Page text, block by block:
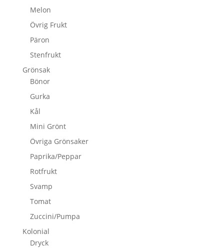
Melon
Övrig Frukt
Päron
Stenfrukt
Grönsak
Bönor
Gurka
Kål
Mini Grönt
Övriga Grönsaker
Paprika/Peppar
Rotfrukt
Svamp
Tomat
Zuccini/Pumpa
Kolonial
Dryck